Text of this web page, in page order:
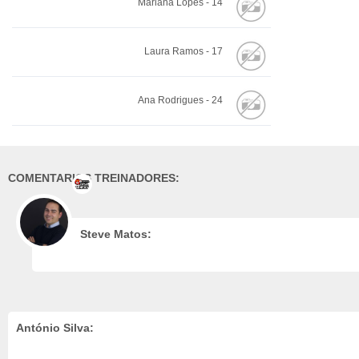
Mariana Lopes - 14
Laura Ramos - 17
Ana Rodrigues - 24
COMENTARIOS TREINADORES:
Steve Matos:
António Silva: